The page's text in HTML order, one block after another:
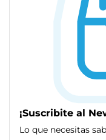
¡Suscribite al
Lo que necesitas